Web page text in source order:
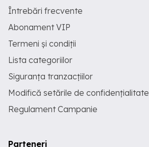
Întrebări frecvente
Abonament VIP
Termeni și condiții
Lista categoriilor
Siguranța tranzacțiilor
Modifică setările de confidențialitate
Regulament Campanie
Parteneri